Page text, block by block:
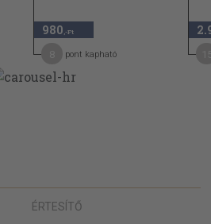
18
980 ,-Ft
pont kapható
ÉRTESÍTŐ